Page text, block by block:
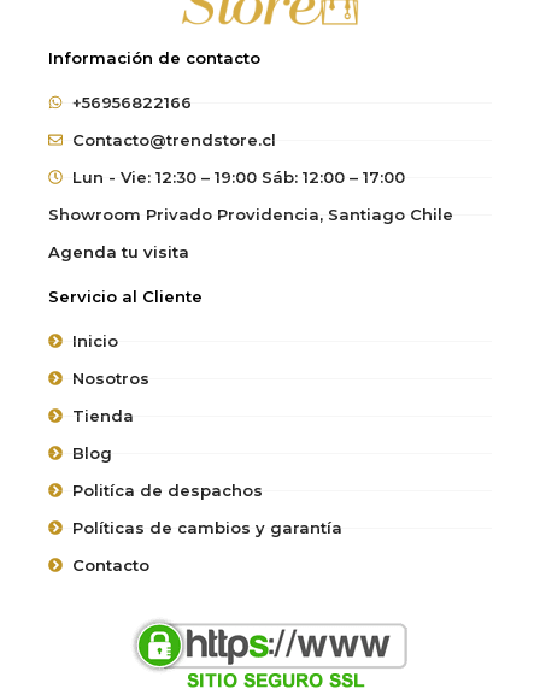
Información de contacto
+56956822166
Contacto@trendstore.cl
Lun - Vie: 12:30 – 19:00 Sáb: 12:00 – 17:00
Showroom Privado Providencia, Santiago Chile
Agenda tu visita
Servicio al Cliente
Inicio
Nosotros
Tienda
Blog
Politíca de despachos
Políticas de cambios y garantía
Contacto